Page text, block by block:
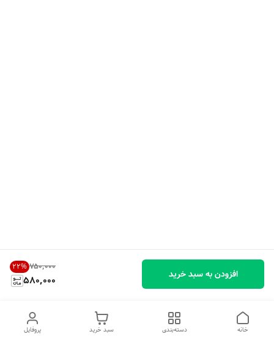
۷۵۰٬۰۰۰ 22%
580,000 افزودن به سبد خرید
پروفایل سبد خرید دسته‌بندی خانه